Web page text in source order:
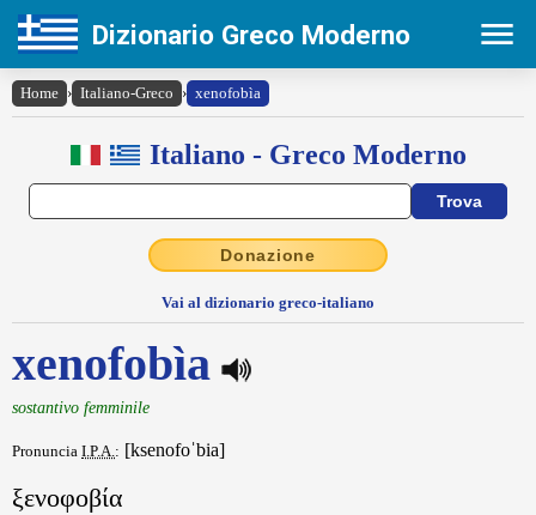
Dizionario Greco Moderno
Home › Italiano-Greco › xenofobìa
Italiano - Greco Moderno
Donazione
Vai al dizionario greco-italiano
xenofobìa
sostantivo femminile
Pronuncia I.P.A.: [ksenofoˈbia]
ξενοφοβία